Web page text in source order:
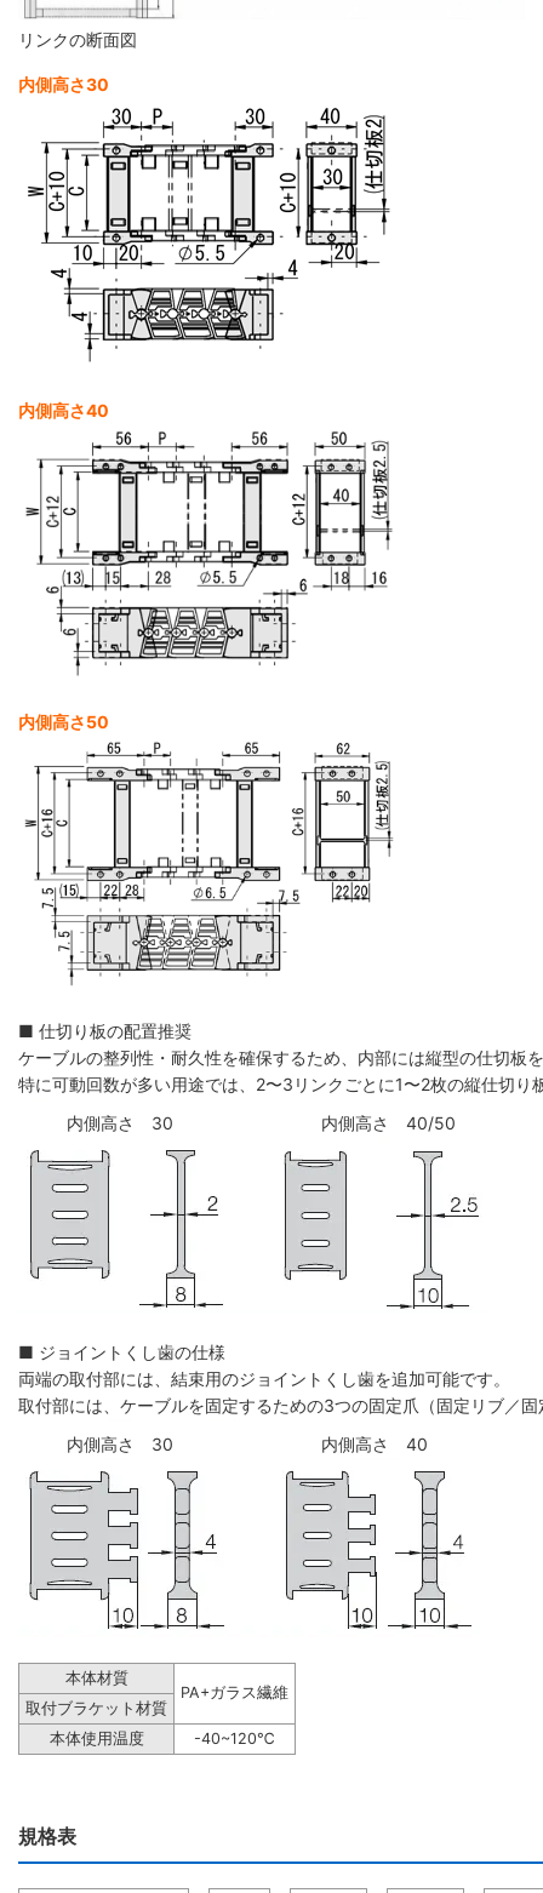
リンクの断面図
内側高さ30
内側高さ40
内側高さ50
■ 仕切り板の配置推奨
ケーブルの整列性・耐久性を確保するため、内部には縦型の仕切板
特に可動回数が多い用途では、2〜3リンクごとに1〜2枚の縦仕切
内側高さ 30
内側高さ 40/50
■ ジョイントくし歯の仕様
両端の取付部には、結束用のジョイントくし歯を追加可能です。
取付部には、ケーブルを固定するための3つの固定爪（固定リブ／
内側高さ 30
内側高さ 40
本体材質
PA+ガラス繊維
取付ブラケット材質
本体使用温度
-40~120℃
規格表